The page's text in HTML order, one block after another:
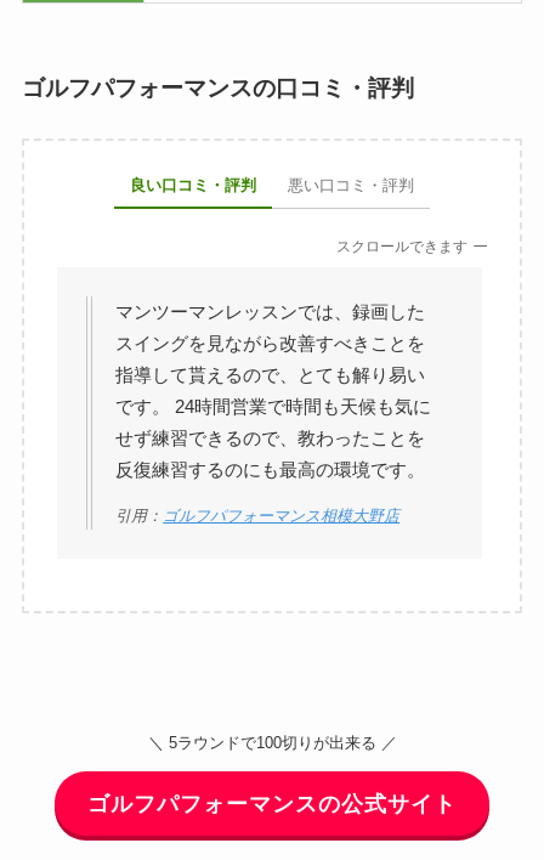
ゴルフパフォーマンスの口コミ・評判
良い口コミ・評判 悪い口コミ・評判
スクロールできます
マンツーマンレッスンでは、録画した
スイングを見ながら改善すべきことを
指導して貰えるので、とても解り易い
です。 24時間営業で時間も天候も気に
せず練習できるので、教わったことを
反復練習するのにも最高の環境です。
引用： ゴルフパフォーマンス相模大野店
＼ 5ラウンドで100切りが出来る ／
ゴルフパフォーマンスの公式サイト